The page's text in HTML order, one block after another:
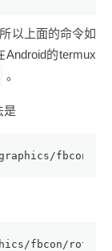
以上面的命令如
Android的termux
。
是
fbcon/
fbcon/